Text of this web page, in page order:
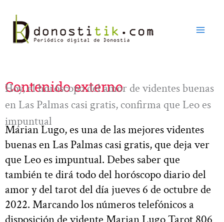
contenido
Contenido externo
Hoy, el horóscopo del amor de videntes buenas
en Las Palmas casi gratis, confirma que Leo es
impuntual
Marian Lugo, es una de las mejores videntes
buenas en Las Palmas casi gratis, que deja ver
que Leo es impuntual. Debes saber que
también te dirá todo del horóscopo diario del
amor y del tarot del día jueves 6 de octubre de
2022. Marcando los números telefónicos a